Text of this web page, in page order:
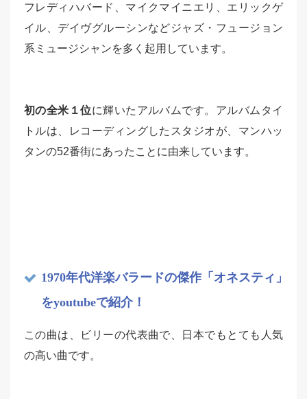
フレディハバード、マイクマイニエリ、エリックゲ
イル、デイヴグルーシンなどジャズ・フュージョン
系ミュージシャンを多く起用しています。
初の全米１位に輝いたアルバムです。アルバムタイ
トルは、レコーディングしたスタジオが、マンハッ
タンの52番街にあったことに由来しています。
1970年代洋楽バラードの傑作「オネスティ」
をyoutubeで紹介！
この曲は、ビリーの代表曲で、日本でもとても人気
の高い曲です。